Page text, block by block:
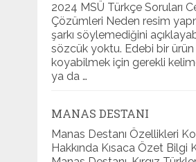
2024 MSÜ Türkçe Soruları
Çözümleri Neden resim
şarkı söylemediğini
sözcük yoktu. Edebi bir
koyabilmek için gerekli
ya da …
MANAS DESTANI
Manas Destanı Özellikleri
Hakkında Kısaca Özet Bilgi